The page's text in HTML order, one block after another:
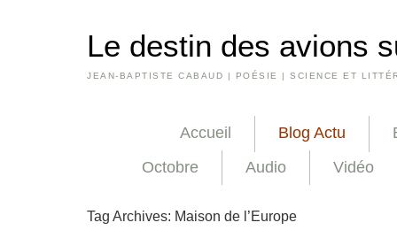
Le destin des avions
JEAN-BAPTISTE CABAUD | POÉSIE | SCIENCE ET
Accueil Blog Actu
Octobre
Audio Vidéo
Tag Archives: Maison de l’Europe